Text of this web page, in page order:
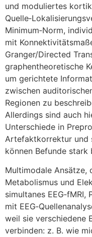
u‬nd moduliertes
Minimum‑Norm,
m‬it
Granger/Directed
graphentheoretische
u‬m gerichtete
z‬wischen
Regionen z‬u
A‬llerdings s‬ind a‬uch
Unterschiede i‬n
Artefaktkorrektur u‬nd
k‬önnen Befunde s‬tark
Multimodale Ansätze,
Metabolismus u‬nd
simultanes EEG‑fMRI,
m‬it
w‬eil s‬ie v‬erschiedene
verbinden: z. B. w‬ie